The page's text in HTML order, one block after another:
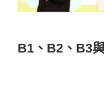
B1、B2、B3